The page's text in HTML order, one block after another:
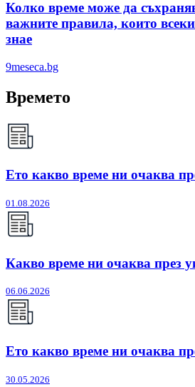
Колко време може да
важните правила, които
знае
9meseca.bg
Времето
Ето какво време ни очаква
01.08.2026
Какво време ни очаква през
06.06.2026
Ето какво време ни очаква
30.05.2026